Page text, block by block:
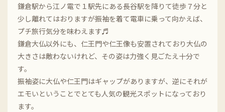
鎌倉駅から江ノ電で１駅先にある長谷駅を降りて徒歩７分と
少し離れてはおりますが振袖を着て電車に乗って向かえば、
プチ旅行気分を味わえます♬
鎌倉大仏以外にも、仁王門や仁王像も安置されており大仏の
大きさは敵わないけれど、その姿は力強く見ごたえ十分で
す。
振袖姿に大仏や仁王門はギャップがありますが、逆にそれが
エモいということでとても人気の観光スポットになっており
ます。